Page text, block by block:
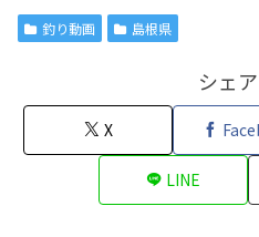
釣り動画 島根県
シェ
X
LINE